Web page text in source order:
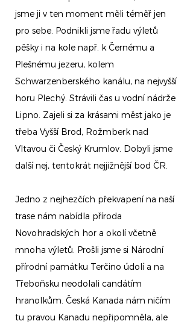
jsme ji v ten moment měli téměř jen
pro sebe. Podnikli jsme řadu výletů
pěšky i na kole např. k Černému a
Plešnému jezeru, kolem
Schwarzenberského kanálu, na nejvyšší
horu Plechý. Strávili čas u vodní nádrže
Lipno. Zajeli si za krásami měst jako je
třeba Vyšší Brod, Rožmberk nad
Vltavou či Český Krumlov. Dobyli jsme
další nej, tentokrát nejjižnější bod ČR.
Jedno z nejhezčích překvapení na naší
trase nám nabídla příroda
Novohradských hor a okolí včetně
mnoha výletů. Prošli jsme si Národní
přírodní památku Terčino údolí a na
Třeboňsku neodolali candátím
hranolkům. Česká Kanada nám ničím
tu pravou Kanadu nepřipomněla, ale